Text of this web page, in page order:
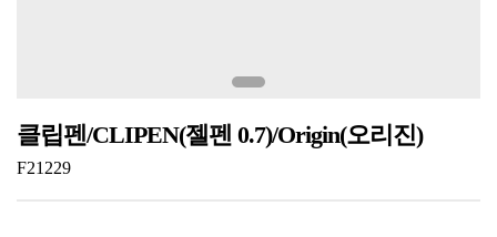
클립펜/CLIPEN(젤펜 0.7)/Origin(오리진)
F21229